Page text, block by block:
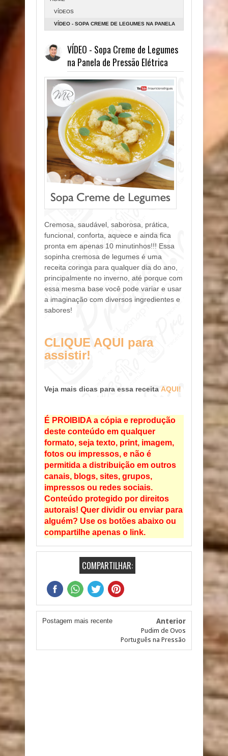
VÍDEOS
VÍDEO - SOPA CREME DE LEGUMES NA PANELA
VÍDEO - Sopa Creme de Legumes
na Panela de Pressão Elétrica
Cremosa, saudável, saborosa, prática,
funcional, conforta, aquece e ainda fica
pronta em apenas 10 minutinhos!!! Essa
sopinha cremosa de legumes é uma
receita coringa para qualquer dia do ano,
principalmente no inverno, até porque com
essa mesma base você pode variar e usar
a imaginação com diversos ingredientes e
sabores!
CLIQUE AQUI para
assistir!
Veja mais dicas para essa receita AQUI!
É PROIBIDA a cópia e reprodução
deste conteúdo em qualquer
formato, seja texto, print, imagem,
fotos ou impressos, e não é
permitida a distribuição em outros
canais, blogs, sites, grupos,
impressos ou redes sociais.
Conteúdo protegido por direitos
autorais! Quer dividir ou enviar para
alguém? Use os botões abaixo ou
compartilhe apenas o link.
COMPARTILHAR:
Postagem mais recente Anterior
Pudim de Ovos
Português na Pressão